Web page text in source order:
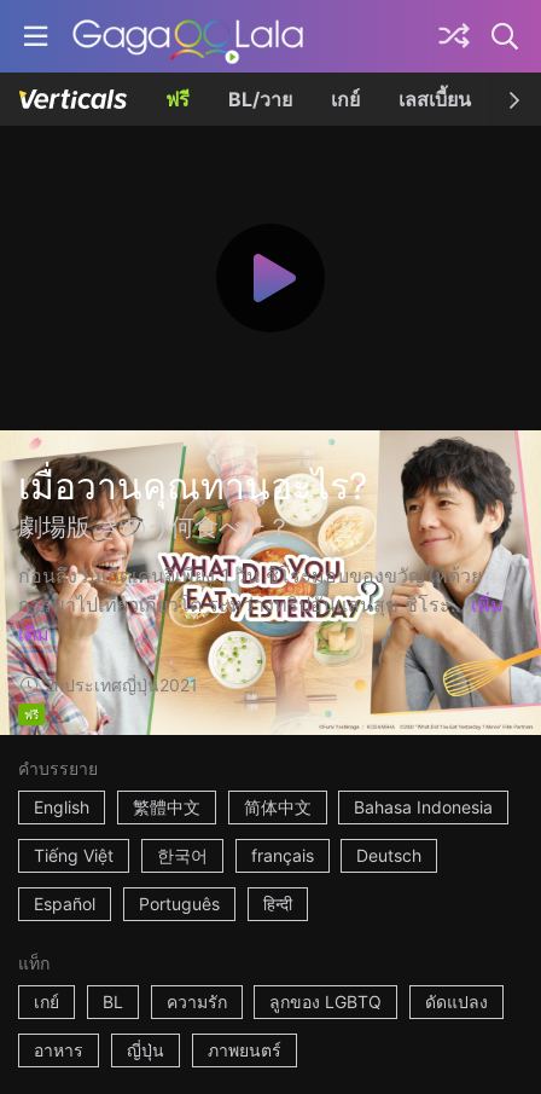
ฟรี BL/วาย เกย์ เลสเบี้ยน เค
เมื่อวานคุณทานอะไร?
劇場版 きのう何食べた？
ก่อนถึงวันเกิดเคนจิเพียง 1 วัน ชิโระมอบของขวัญให้ด้วย
การพาไปเที่ยวเกียวโต ระหว่างทริปอันแสนสุข ชิโระ... เพิ่ม
เติม
2hประเทศญี่ปุ่น2021
ฟรี
คำบรรยาย
English
繁體中文 简体中文 Bahasa Indonesia
Tiếng Việt 한국어 français Deutsch
Español Português हिन्दी
แท็ก
เกย์
BL ความรัก ลูกของ LGBTQ ดัดแปลง
อาหาร ญี่ปุ่น ภาพยนตร์